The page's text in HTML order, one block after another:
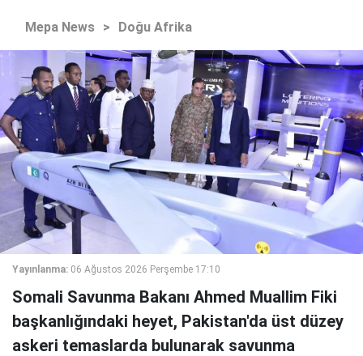
Mepa News > Doğu Afrika
Yayınlanma: 06 Ağustos 2026 Perşembe 17:10
Somali Savunma Bakanı Ahmed Muallim Fiki
başkanlığındaki heyet, Pakistan'da üst düzey
askeri temaslarda bulunarak savunma